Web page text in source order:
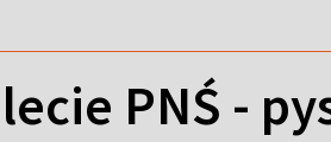
PNŚ -